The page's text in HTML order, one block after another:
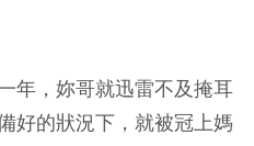
年，妳哥就迅雷不及掩耳
好的狀況下，就被冠上媽